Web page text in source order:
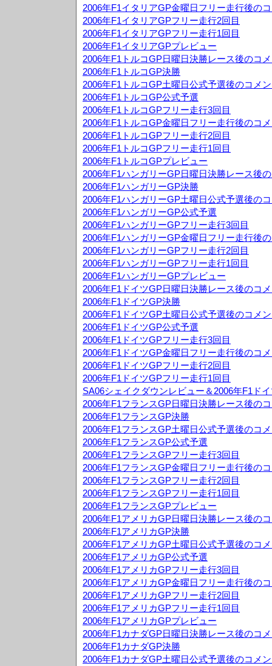
2006年F1イタリアGP金曜日フリー走行後の
2006年F1イタリアGPフリー走行2回目
2006年F1イタリアGPフリー走行1回目
2006年F1イタリアGPプレビュー
2006年F1トルコGP日曜日決勝レース後のコ
2006年F1トルコGP決勝
2006年F1トルコGP土曜日公式予選後のコメ
2006年F1トルコGP公式予選
2006年F1トルコGPフリー走行3回目
2006年F1トルコGP金曜日フリー走行後のコ
2006年F1トルコGPフリー走行2回目
2006年F1トルコGPフリー走行1回目
2006年F1トルコGPプレビュー
2006年F1ハンガリーGP日曜日決勝レース後
2006年F1ハンガリーGP決勝
2006年F1ハンガリーGP土曜日公式予選後の
2006年F1ハンガリーGP公式予選
2006年F1ハンガリーGPフリー走行3回目
2006年F1ハンガリーGP金曜日フリー走行後
2006年F1ハンガリーGPフリー走行2回目
2006年F1ハンガリーGPフリー走行1回目
2006年F1ハンガリーGPプレビュー
2006年F1ドイツGP日曜日決勝レース後のコ
2006年F1ドイツGP決勝
2006年F1ドイツGP土曜日公式予選後のコメ
2006年F1ドイツGP公式予選
2006年F1ドイツGPフリー走行3回目
2006年F1ドイツGP金曜日フリー走行後のコ
2006年F1ドイツGPフリー走行2回目
2006年F1ドイツGPフリー走行1回目
SA06シェイクダウンレビュー＆2006年F1ド
2006年F1フランスGP日曜日決勝レース後の
2006年F1フランスGP決勝
2006年F1フランスGP土曜日公式予選後のコ
2006年F1フランスGP公式予選
2006年F1フランスGPフリー走行3回目
2006年F1フランスGP金曜日フリー走行後の
2006年F1フランスGPフリー走行2回目
2006年F1フランスGPフリー走行1回目
2006年F1フランスGPプレビュー
2006年F1アメリカGP日曜日決勝レース後の
2006年F1アメリカGP決勝
2006年F1アメリカGP土曜日公式予選後のコ
2006年F1アメリカGP公式予選
2006年F1アメリカGPフリー走行3回目
2006年F1アメリカGP金曜日フリー走行後の
2006年F1アメリカGPフリー走行2回目
2006年F1アメリカGPフリー走行1回目
2006年F1アメリカGPプレビュー
2006年F1カナダGP日曜日決勝レース後のコ
2006年F1カナダGP決勝
2006年F1カナダGP土曜日公式予選後のコメ